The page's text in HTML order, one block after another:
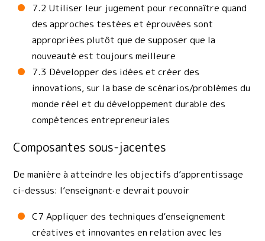
7.2 Utiliser leur jugement pour reconnaître quand
des approches testées et éprouvées sont
appropriées plutôt que de supposer que la
nouveauté est toujours meilleure
7.3 Développer des idées et créer des
innovations, sur la base de scénarios/problèmes du
monde réel et du développement durable des
compétences entrepreneuriales
Composantes sous-jacentes
De manière à atteindre les objectifs d’apprentissage
ci-dessus: l’enseignant·e devrait pouvoir
C7 Appliquer des techniques d’enseignement
créatives et innovantes en relation avec les